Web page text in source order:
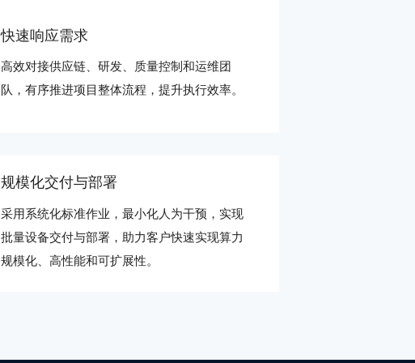
快速响应需求
高效对接供应链、研发、质量控制和运维团
队，有序推进项目整体流程，提升执行效率。
规模化交付与部署
采用系统化标准作业，最小化人为干预，实现
批量设备交付与部署，助力客户快速实现算力
规模化、高性能和可扩展性。